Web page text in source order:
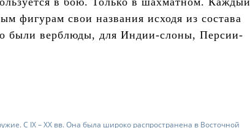
фигурам свои названия исходя из состава
были верблюды, для Индии-слоны, Персии-
С IX – XX вв. Она была широко распространена в Восточной